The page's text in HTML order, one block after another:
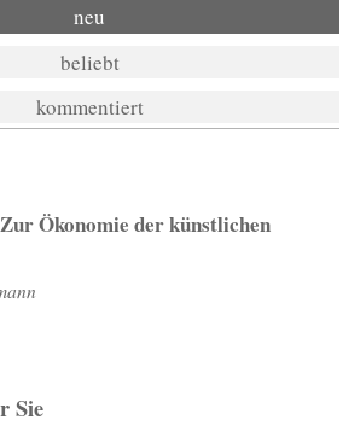
neu
beliebt
kommentiert
Ökonomie der künstlichen
Sie